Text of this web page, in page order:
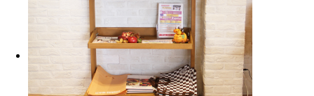
園芸什器
プライスカード差し・etc
納入事例
納入事例・地域別一覧